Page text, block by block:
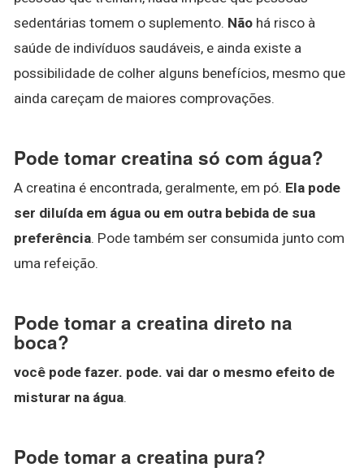
sedentárias tomem o suplemento. Não há risco à
saúde de indivíduos saudáveis, e ainda existe a
possibilidade de colher alguns benefícios, mesmo que
ainda careçam de maiores comprovações.
Pode tomar creatina só com água?
A creatina é encontrada, geralmente, em pó. Ela pode
ser diluída em água ou em outra bebida de sua
preferência. Pode também ser consumida junto com
uma refeição.
Pode tomar a creatina direto na
boca?
você pode fazer. pode. vai dar o mesmo efeito de
misturar na água.
Pode tomar a creatina pura?